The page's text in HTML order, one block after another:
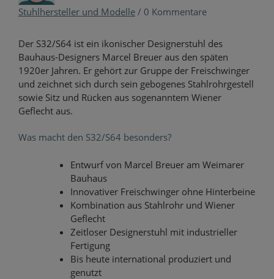
Stuhlhersteller und Modelle / 0 Kommentare
Der S32/S64 ist ein ikonischer Designerstuhl des
Bauhaus-Designers Marcel Breuer aus den späten
1920er Jahren. Er gehört zur Gruppe der Freischwinger
und zeichnet sich durch sein gebogenes Stahlrohrgestell
sowie Sitz und Rücken aus sogenanntem Wiener
Geflecht aus.
Was macht den S32/S64 besonders?
Entwurf von Marcel Breuer am Weimarer
Bauhaus
Innovativer Freischwinger ohne Hinterbeine
Kombination aus Stahlrohr und Wiener
Geflecht
Zeitloser Designerstuhl mit industrieller
Fertigung
Bis heute international produziert und
genutzt